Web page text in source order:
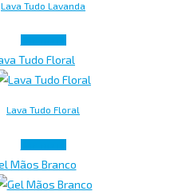
Lava Tudo Lavanda
Lava Tudo Floral